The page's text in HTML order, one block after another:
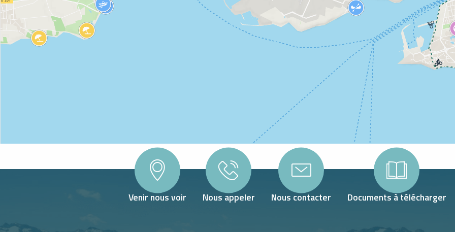
Venir nous voir Nous appeler Nous contacter Documents à télécharger